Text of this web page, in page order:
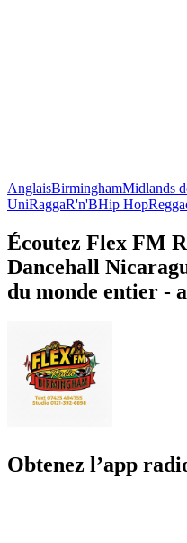
AnglaisBirminghamMidlands
UniRaggaR'n'BHip Hop
Écoutez Flex FM
Dancehall
du monde entier -
Obtenez l’app